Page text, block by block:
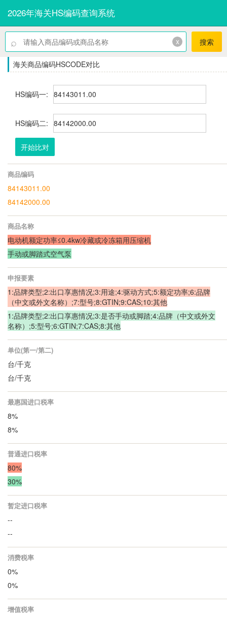
2026年海关HS编码查询系统
⌕ x 搜索
海关商品编码HSCODE对比
HS编码一:
HS编码二:
开始比对
商品编码
84143011.00
84142000.00
商品名称
电动机额定功率≤0.4kw冷藏或冷冻箱用压缩机
手动或脚踏式空气泵
申报要素
1:品牌类型;2:出口享惠情况;3:用途;4:驱动方式;5:额定功率;6:品牌
（中文或外文名称）;7:型号;8:GTIN;9:CAS;10:其他
1:品牌类型;2:出口享惠情况;3:是否手动或脚踏;4:品牌（中文或外文
名称）;5:型号;6:GTIN;7:CAS;8:其他
单位(第一/第二)
台/千克
台/千克
最惠国进口税率
8%
8%
普通进口税率
80%
30%
暂定进口税率
--
--
消费税率
0%
0%
增值税率